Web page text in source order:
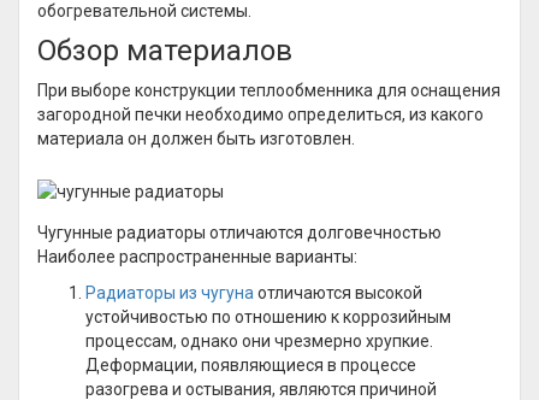
обогревательной системы.
Обзор материалов
При выборе конструкции теплообменника для оснащения
загородной печки необходимо определиться, из какого
материала он должен быть изготовлен.
Чугунные радиаторы отличаются долговечностью
Наиболее распространенные варианты:
Радиаторы из чугуна отличаются высокой
устойчивостью по отношению к коррозийным
процессам, однако они чрезмерно хрупкие.
Деформации, появляющиеся в процессе
разогрева и остывания, являются причиной